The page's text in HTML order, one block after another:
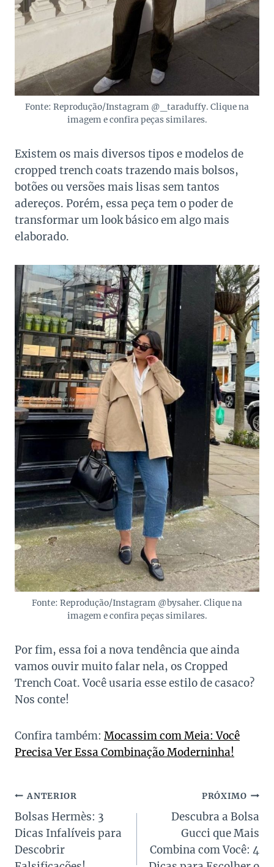
Fonte: Reprodução/Instagram @_taraduffy. Clique na
imagem e confira peças similares.
Existem os mais diversos tipos e modelos de
cropped trench coats trazendo mais bolsos,
botões ou versões mais lisas sem tantos
adereços. Porém, essa peça tem o poder de
transformar um look básico em algo mais
elaborado.
Fonte: Reprodução/Instagram @bysaher. Clique na
imagem e confira peças similares.
Por fim, essa foi a nova tendência que ainda
vamos ouvir muito falar nela, os Cropped
Trench Coat. Você usaria esse estilo de casaco?
Nos conte!
Confira também: Mocassim com Meia: Você
Precisa Ver Essa Combinação Moderninha!
Navegação
de
Post
ANTERIOR
Bolsas Hermès: 3
Dicas Infalíveis para
Descobrir
PRÓXIMO
Descubra a Bolsa
Gucci que Mais
Combina com Você: 4